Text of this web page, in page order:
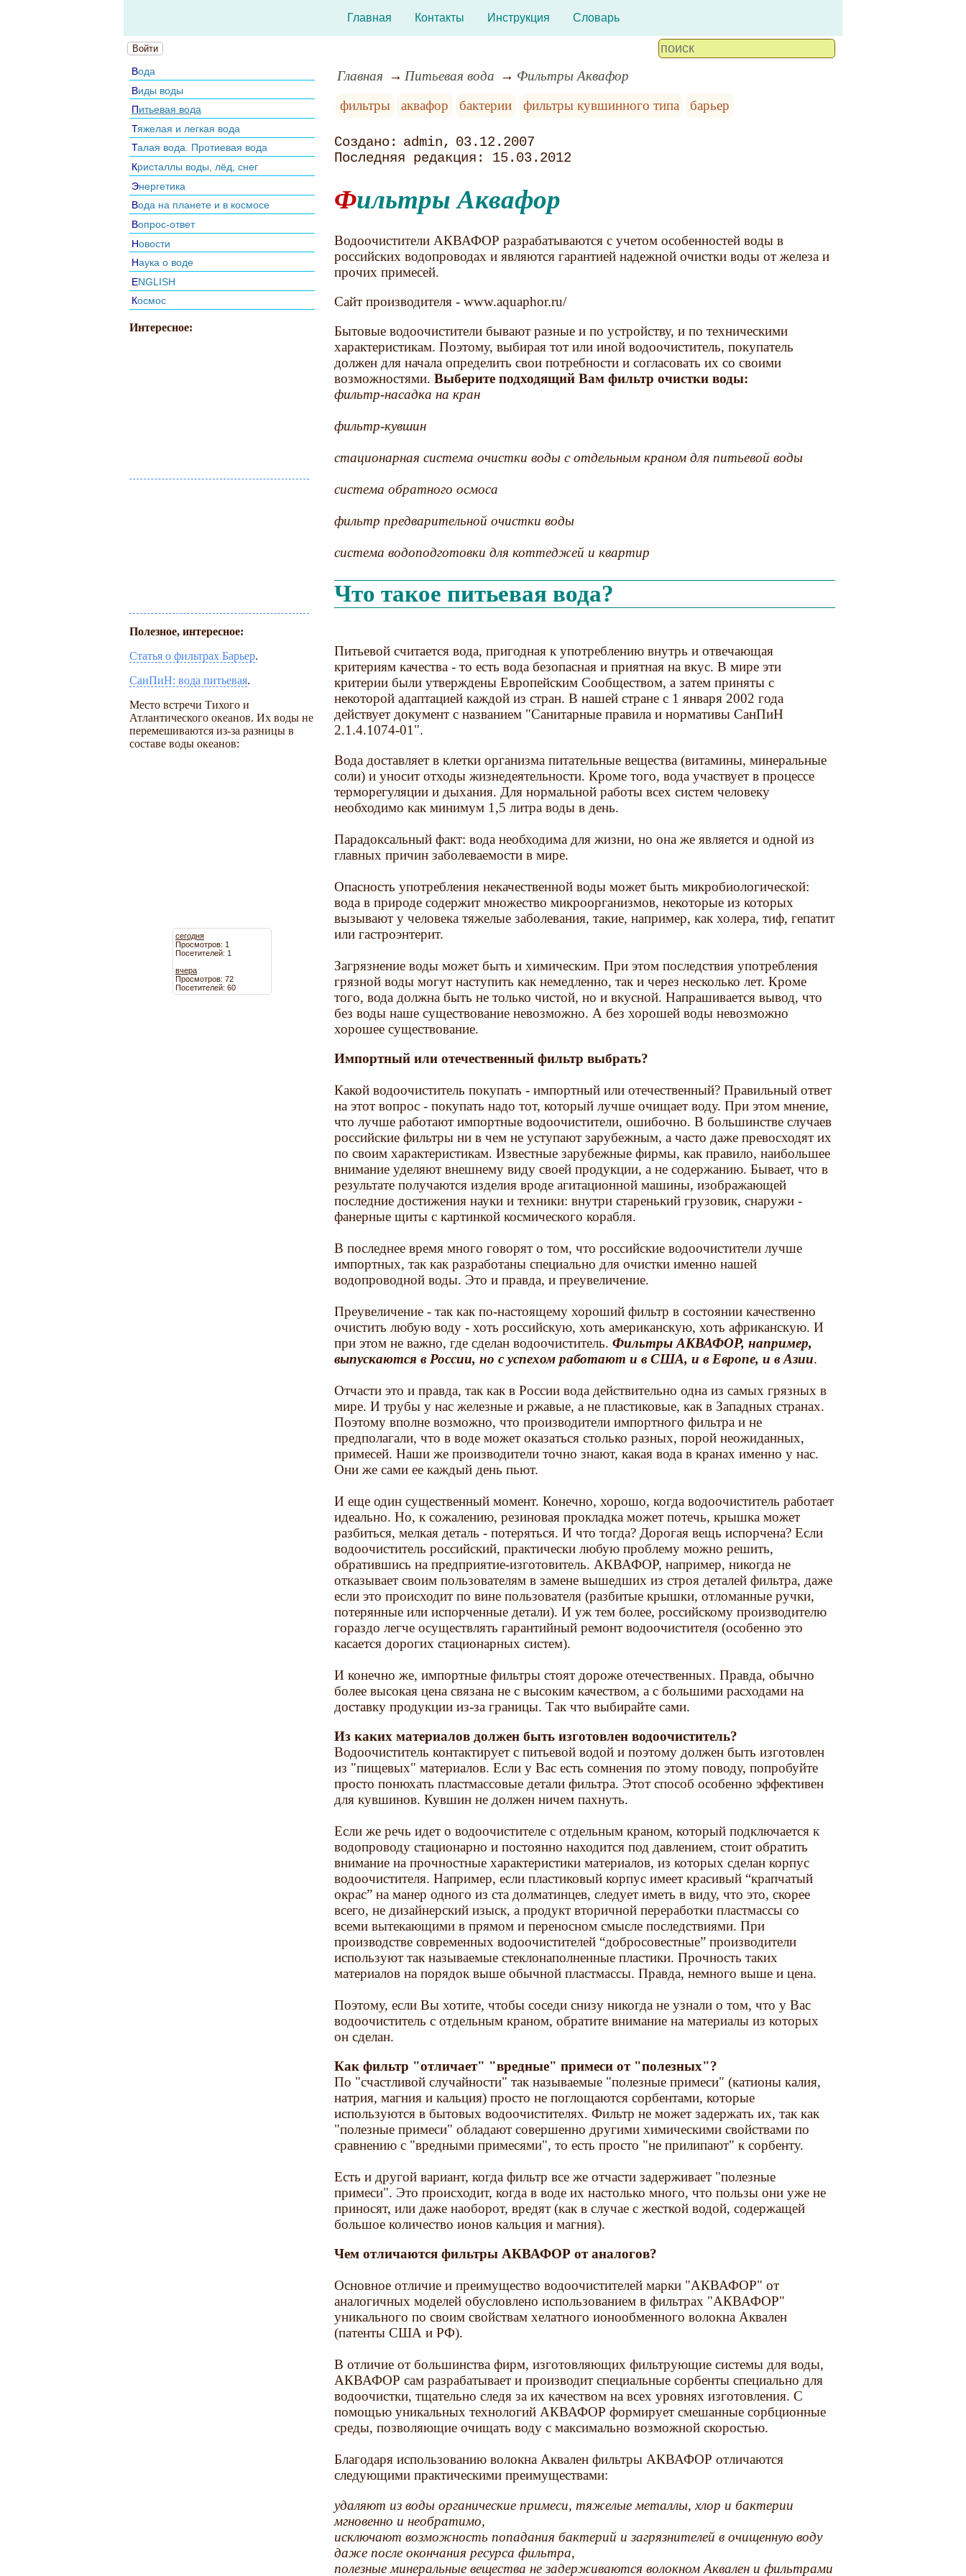
Главная Контакты Инструкция Словарь
Войти
Вода
Виды воды
Питьевая вода
Тяжелая и легкая вода
Талая вода. Протиевая вода
Кристаллы воды, лёд, снег
Энергетика
Вода на планете и в космосе
Вопрос-ответ
Новости
Наука о воде
ENGLISH
Космос
Интересное:
Полезное, интересное:
Статья о фильтрах Барьер.
СанПиН: вода питьевая.
Место встречи Тихого и
Атлантического океанов. Их воды не
перемешиваются из-за разницы в
составе воды океанов:
сегодня
Просмотров: 1
Посетителей: 1
вчера
Просмотров: 72
Посетителей: 60
Главная Питьевая вода
Фильтры Аквафор
фильтры
аквафор бактерии фильтры кувшинного типа барьер
admin
03.12.2007
15.03.2012
Фильтры Аквафор
Водоочистители АКВАФОР разрабатываются с учетом особенностей воды в
российских водопроводах и являются гарантией надежной очистки воды от железа и
прочих примесей.
Сайт производителя - www.aquaphor.ru/
Бытовые водоочистители бывают разные и по устройству, и по техническими
характеристикам. Поэтому, выбирая тот или иной водоочиститель, покупатель
должен для начала определить свои потребности и согласовать их со своими
возможностями. Выберите подходящий Вам фильтр очистки воды:
фильтр-насадка на кран
фильтр-кувшин
стационарная система очистки воды с отдельным краном для питьевой воды
система обратного осмоса
фильтр предварительной очистки воды
система водоподготовки для коттеджей и квартир
Что такое питьевая вода?
Питьевой считается вода, пригодная к употреблению внутрь и отвечающая
критериям качества - то есть вода безопасная и приятная на вкус. В мире эти
критерии были утверждены Европейским Сообществом, а затем приняты с
некоторой адаптацией каждой из стран. В нашей стране c 1 января 2002 года
действует документ с названием "Санитарные правила и нормативы СанПиН
2.1.4.1074-01".
Вода доставляет в клетки организма питательные вещества (витамины, минеральные
соли) и уносит отходы жизнедеятельности. Кроме того, вода участвует в процессе
терморегуляции и дыхания. Для нормальной работы всех систем человеку
необходимо как минимум 1,5 литра воды в день.
Парадоксальный факт: вода необходима для жизни, но она же является и одной из
главных причин заболеваемости в мире.
Опасность употребления некачественной воды может быть микробиологической:
вода в природе содержит множество микроорганизмов, некоторые из которых
вызывают у человека тяжелые заболевания, такие, например, как холера, тиф, гепатит
или гастроэнтерит.
Загрязнение воды может быть и химическим. При этом последствия употребления
грязной воды могут наступить как немедленно, так и через несколько лет. Кроме
того, вода должна быть не только чистой, но и вкусной. Напрашивается вывод, что
без воды наше существование невозможно. А без хорошей воды невозможно
хорошее существование.
Импортный или отечественный фильтр выбрать?
Какой водоочиститель покупать - импортный или отечественный? Правильный ответ
на этот вопрос - покупать надо тот, который лучше очищает воду. При этом мнение,
что лучше работают импортные водоочистители, ошибочно. В большинстве случаев
российские фильтры ни в чем не уступают зарубежным, а часто даже превосходят их
по своим характеристикам. Известные зарубежные фирмы, как правило, наибольшее
внимание уделяют внешнему виду своей продукции, а не содержанию. Бывает, что в
результате получаются изделия вроде агитационной машины, изображающей
последние достижения науки и техники: внутри старенький грузовик, снаружи -
фанерные щиты с картинкой космического корабля.
В последнее время много говорят о том, что российские водоочистители лучше
импортных, так как разработаны специально для очистки именно нашей
водопроводной воды. Это и правда, и преувеличение.
Преувеличение - так как по-настоящему хороший фильтр в состоянии качественно
очистить любую воду - хоть российскую, хоть американскую, хоть африканскую. И
при этом не важно, где сделан водоочиститель.Фильтры АКВАФОР, например,
выпускаются в России, но с успехом работают и в США, и в Европе, и в Азии.
Отчасти это и правда, так как в России вода действительно одна из самых грязных в
мире. И трубы у нас железные и ржавые, а не пластиковые, как в Западных странах.
Поэтому вполне возможно, что производители импортного фильтра и не
предполагали, что в воде может оказаться столько разных, порой неожиданных,
примесей. Наши же производители точно знают, какая вода в кранах именно у нас.
Они же сами ее каждый день пьют.
И еще один существенный момент. Конечно, хорошо, когда водоочиститель работает
идеально. Но, к сожалению, резиновая прокладка может потечь, крышка может
разбиться, мелкая деталь - потеряться. И что тогда? Дорогая вещь испорчена? Если
водоочиститель российский, практически любую проблему можно решить,
обратившись на предприятие-изготовитель. АКВАФОР, например, никогда не
отказывает своим пользователям в замене вышедших из строя деталей фильтра, даже
если это происходит по вине пользователя (разбитые крышки, отломанные ручки,
потерянные или испорченные детали). И уж тем более, российскому производителю
гораздо легче осуществлять гарантийный ремонт водоочистителя (особенно это
касается дорогих стационарных систем).
И конечно же, импортные фильтры стоят дороже отечественных. Правда, обычно
более высокая цена связана не с высоким качеством, а с большими расходами на
доставку продукции из-за границы. Так что выбирайте сами.
Из каких материалов должен быть изготовлен водоочиститель?
Водоочиститель контактирует с питьевой водой и поэтому должен быть изготовлен
из "пищевых" материалов. Если у Вас есть сомнения по этому поводу, попробуйте
просто понюхать пластмассовые детали фильтра. Этот способ особенно эффективен
для кувшинов. Кувшин не должен ничем пахнуть.
Если же речь идет о водоочистителе с отдельным краном, который подключается к
водопроводу стационарно и постоянно находится под давлением, стоит обратить
внимание на прочностные характеристики материалов, из которых сделан корпус
водоочистителя. Например, если пластиковый корпус имеет красивый “крапчатый
окрас” на манер одного из ста долматинцев, следует иметь в виду, что это, скорее
всего, не дизайнерский изыск, а продукт вторичной переработки пластмассы со
всеми вытекающими в прямом и переносном смысле последствиями. При
производстве современных водоочистителей “добросовестные” производители
используют так называемые стеклонаполненные пластики. Прочность таких
материалов на порядок выше обычной пластмассы. Правда, немного выше и цена.
Поэтому, если Вы хотите, чтобы соседи снизу никогда не узнали о том, что у Вас
водоочиститель с отдельным краном, обратите внимание на материалы из которых
он сделан.
Как фильтр "отличает" "вредные" примеси от "полезных"?
По "счастливой случайности" так называемые "полезные примеси" (катионы калия,
натрия, магния и кальция) просто не поглощаются сорбентами, которые
используются в бытовых водоочистителях. Фильтр не может задержать их, так как
"полезные примеси" обладают совершенно другими химическими свойствами по
сравнению с "вредными примесями", то есть просто "не прилипают" к сорбенту.
Есть и другой вариант, когда фильтр все же отчасти задерживает "полезные
примеси". Это происходит, когда в воде их настолько много, что пользы они уже не
приносят, или даже наоборот, вредят (как в случае с жесткой водой, содержащей
большое количество ионов кальция и магния).
Чем отличаются фильтры АКВАФОР от аналогов?
Основное отличие и преимущество водоочистителей марки "АКВАФОР" от
аналогичных моделей обусловлено использованием в фильтрах "АКВАФОР"
уникального по своим свойствам хелатного ионообменного волокна Аквален
(патенты США и РФ).
В отличие от большинства фирм, изготовляющих фильтрующие системы для воды,
АКВАФОР сам разрабатывает и производит специальные сорбенты специально для
водоочистки, тщательно следя за их качеством на всех уровнях изготовления. С
помощью уникальных технологий АКВАФОР формирует смешанные сорбционные
среды, позволяющие очищать воду с максимально возможной скоростью.
Благодаря использованию волокна Аквален фильтры АКВАФОР отличаются
следующими практическими преимуществами:
удаляют из воды органические примеси, тяжелые металлы, хлор и бактерии
мгновенно и необратимо,
исключают возможность попадания бактерий и загрязнителей в очищенную воду
даже после окончания ресурса фильтра,
полезные минеральные вещества не задерживаются волокном Аквален и фильтрами